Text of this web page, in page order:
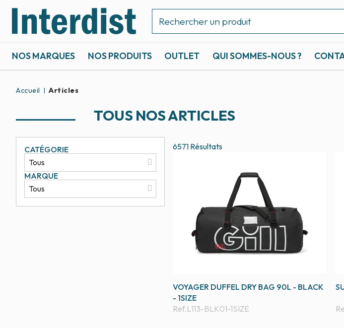
NOS MARQUES NOS PRODUITS OUTLET QUI SOMMES-NOUS ?
Accueil Articles
TOUS NOS ARTICLES
CATÉGORIE
MARQUE
6571 Résultats
VOYAGER DUFFEL DRY BAG 90L - BLACK
- 1SIZE
Ref.L113-BLK01-1SIZE